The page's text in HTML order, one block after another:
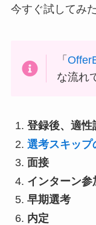
今すぐ試してみ
「
な流れ
登録後、適性
選考スキップ
面接
インターン参
早期選考
内定